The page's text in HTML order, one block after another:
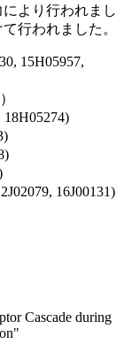
より行われまし
行われました。
15H05957,
16J00131)
Cascade during